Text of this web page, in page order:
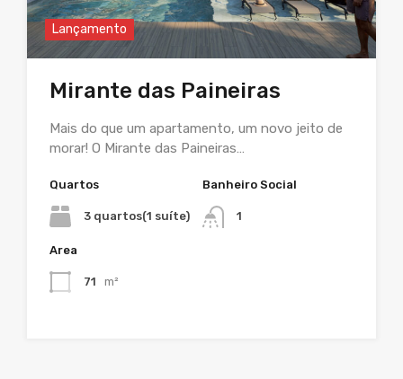
Lançamento
Mirante das Paineiras
Mais do que um apartamento, um novo jeito de
morar! O Mirante das Paineiras…
Quartos
3 quartos(1 suíte)
Banheiro Social
1
Area
71 m²